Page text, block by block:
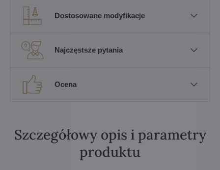
Dostosowane modyfikacje
Najczęstsze pytania
Ocena
Szczegółowy opis i parametry
produktu